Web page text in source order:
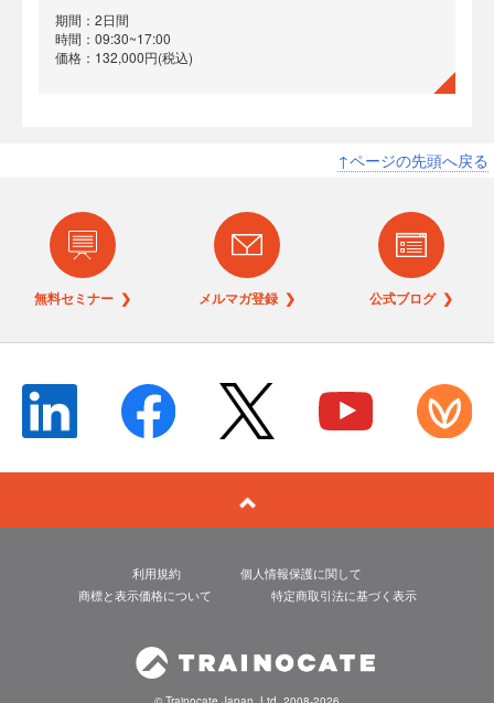
期間：2日間
時間：09:30~17:00
価格：132,000円(税込)
↑ページの先頭へ戻る
無料セミナー ❯ メルマガ登録 ❯ 公式ブログ ❯
利用規約
個人情報保護に関して
商標と表示価格について
特定商取引法に基づく表示